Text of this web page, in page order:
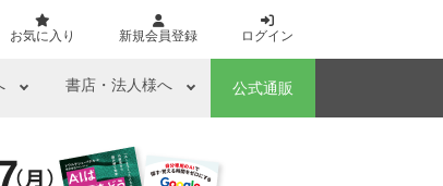
お気に入り 新規会員登録 ログイン
書店・法人様へ 公式通販